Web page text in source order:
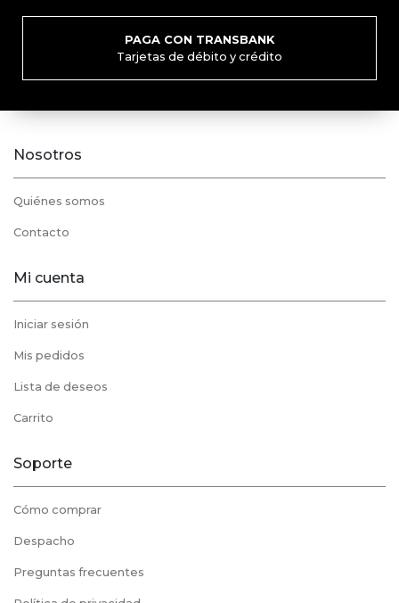
PAGA CON TRANSBANK
Tarjetas de débito y crédito
Nosotros
Quiénes somos
Contacto
Mi cuenta
Iniciar sesión
Mis pedidos
Lista de deseos
Carrito
Soporte
Cómo comprar
Despacho
Preguntas frecuentes